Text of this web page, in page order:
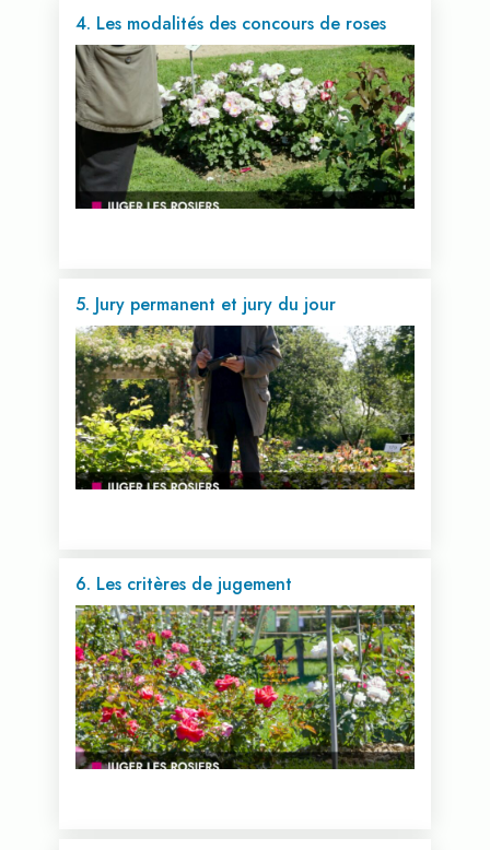
Voir cette vidéo...
4. Les modalités des concours de roses
Voir cette vidéo...
5. Jury permanent et jury du jour
Voir cette vidéo...
6. Les critères de jugement